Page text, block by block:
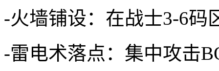
-火墙铺设：在战士3-6码
-雷电术落点：集中攻击